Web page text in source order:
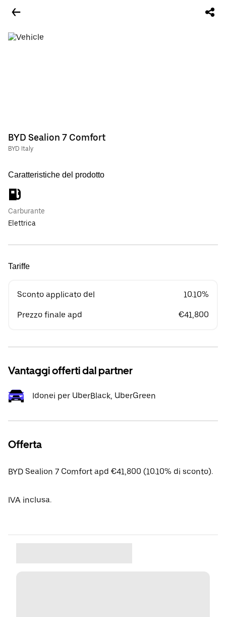
BYD Sealion 7 Comfort
BYD Italy
Caratteristiche del prodotto
Carburante
Elettrica
Tariffe
Sconto applicato del 10.10%
Prezzo finale apd €41,800
Vantaggi offerti dal partner
Idonei per UberBlack, UberGreen
Offerta
BYD Sealion 7 Comfort apd €41,800 (10.10% di sconto).
IVA inclusa.